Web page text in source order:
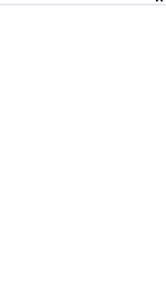
ύψους 24,8 εκατ.
Διάθεση
Διατίθεται